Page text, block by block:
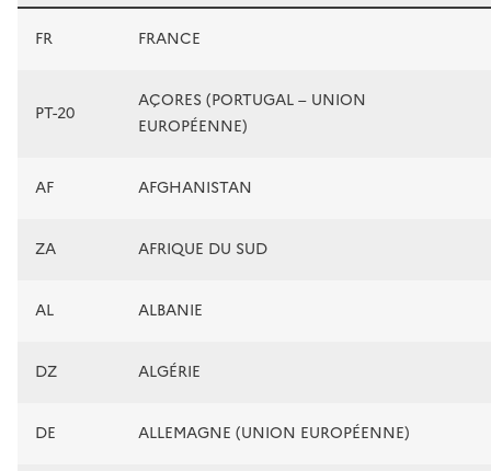
Liste des pays
FR FRANCE
PT-20
AÇORES (PORTUGAL – UNION
EUROPÉENNE)
AF AFGHANISTAN
ZA AFRIQUE DU SUD
AL ALBANIE
DZ ALGÉRIE
DE ALLEMAGNE (UNION EUROPÉENNE)